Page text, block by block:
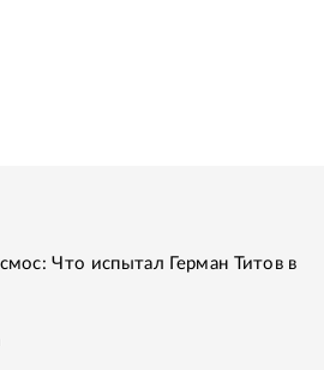
Что испытал Герман Титов в